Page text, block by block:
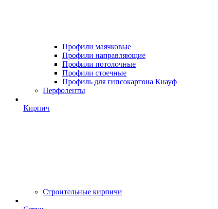
Профили маячковые
Профили направляющие
Профили потолочные
Профили стоечные
Профиль для гипсокартона Кнауф
Перфоленты
Кирпич
Строительные кирпичи